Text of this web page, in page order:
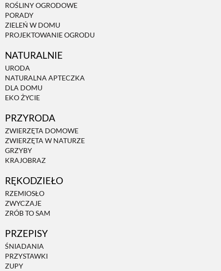
ROŚLINY OGRODOWE
PORADY
ZIELEŃ W DOMU
PROJEKTOWANIE OGRODU
NATURALNIE
URODA
NATURALNA APTECZKA
DLA DOMU
EKO ŻYCIE
PRZYRODA
ZWIERZĘTA DOMOWE
ZWIERZĘTA W NATURZE
GRZYBY
KRAJOBRAZ
RĘKODZIEŁO
RZEMIOSŁO
ZWYCZAJE
ZRÓB TO SAM
PRZEPISY
ŚNIADANIA
PRZYSTAWKI
ZUPY